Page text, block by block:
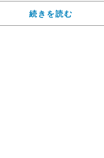
のゼニ事情に密着した。
のさまざまな番組で活躍
続きを読む